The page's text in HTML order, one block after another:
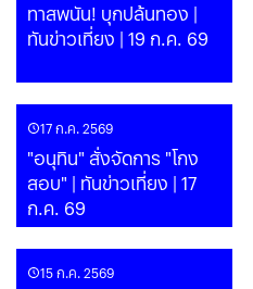
ทาสพนัน! บุกปล้นทอง |
ทันข่าวเที่ยง | 19 ก.ค. 69
17 ก.ค. 2569
"อนุทิน" สั่งจัดการ "โกง
สอบ" | ทันข่าวเที่ยง | 17
ก.ค. 69
15 ก.ค. 2569